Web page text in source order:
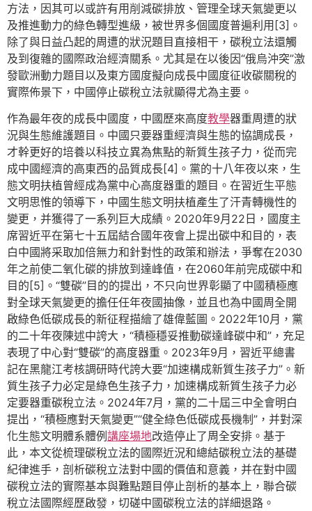
方法，因其可以或許有用削減碳排放、管理全球天氣變更以
及推進動力的綠色轉型進級，被世界多個國度普遍利用[3]。
除了與日益凸起的周遭的狀況題目直接相干，碳稅立法還觸
及到復雜的國際政治經濟關系。尤其是在以後因“俄烏沖突”激
發歐洲動力題目以及東方國度擬向成長中國度征收碳關稅的
實際佈景下，中國停止碳稅立法就顯得尤為主要。
作為最年夜的成長中國度，中國歷來高度教學器重周遭的狀
況與生態維護題目。中國只要器重經濟與生態的協調成長，
才幹更好的培養以科技立異為焦點的新質生孩子力，從而完
成中國經濟的高東西的品質成長[4]。黨的十八年夜以來，生
態文明扶植曾經成為黨中心高度器重的題目。在習近生平態
文明思惟的領導下，中國生態文明扶植產生了汗青轉機性的
變更，并獲得了一系列巨大成績。2020年9月22日，國度主
席習近平在第七十五屆結合國年夜會上提出碳中和目的，表
白中國將采取加倍無力和針對性的政策和辦法，爭奪在2030
年之前使二氧化碳的排放到達峰值，在2060年前完成碳中和
目的[5]。“雙碳”目的的提出，不只向世界彰顯了中國積極應
對全球天氣變更的擔任任年夜國抽像，並且也為中國周全開
啟綠色低碳成長的新征程描繪了雄偉藍圖。2022年10月，黨
的二十年夜陳述中誇大，“積極穩妥推動碳達峰碳中和”，充足
表現了中心對“雙碳”的高度器重。2023年9月，習近平總書
記在黑龍江考核調研時代誇大要“加速構成新質生孩子力”。新
質生孩子力必定是綠色生孩子力，加速構成新質生孩子力必
定要器重碳稅立法。2024年7月，黨的二十屆三中全會明白
提出，“積極應對天氣變更”“健全綠色低碳成長機制”，并對深
化生態文明體系體例 講座場地改造停止了周全安排。基于
此，本文從梳理碳稅立法的國際近況和總結碳稅立法的基礎
紀律進手，剖析碳稅立法對中國的價值和意義，并在對中國
碳稅立法的實際基本與難點題目停止剖析的基本上，聯合碳
稅立法國際經歷啟發，切磋中國碳稅立法的詳細退路。